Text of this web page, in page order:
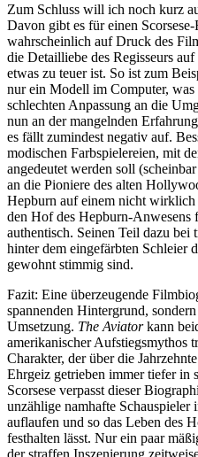
Zum Schluss will ich noch kurz
Davon gibt es für einen
wahrscheinlich auf Druck des
die Detailliebe des Regisseurs
etwas zu teuer ist. So ist zum
nur ein Modell im Computer,
schlechten Anpassung an die
nun an der mangelnden
es fällt zumindest negativ auf.
modischen Farbspielereien, mit
angedeutet werden soll
an die Pioniere des alten
Hepburn auf einem nicht
den Hof des Hepburn-Anwesens
authentisch. Seinen Teil dazu bei
hinter dem eingefärbten Schleier
gewohnt stimmig sind.
Fazit: Eine überzeugende
spannenden Hintergrund,
Umsetzung. The Aviatorkann
amerikanischer Aufstiegsmythos
Charakter, der über die
Ehrgeiz getrieben immer tiefer in
Scorsese verpasst dieser
unzählige namhafte Schauspieler
auflaufen und so das Leben des
festhalten lässt. Nur ein paar
der straffen Inszenierung